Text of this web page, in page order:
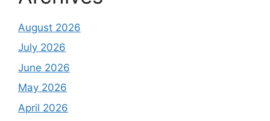
August 2026
July 2026
June 2026
May 2026
April 2026